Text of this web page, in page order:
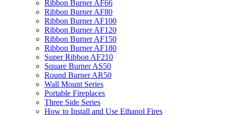
Ribbon Burner AF66
Ribbon Burner AF80
Ribbon Burner AF100
Ribbon Burner AF120
Ribbon Burner AF150
Ribbon Burner AF180
Super Ribbon AF210
Square Burner AS50
Round Burner AR50
Wall Mount Series
Portable Fireplaces
Three Side Series
How to Install and Use Ethanol Fires